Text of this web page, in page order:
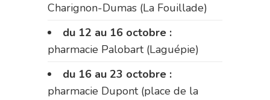
Charignon-Dumas (La Fouillade)
du 12 au 16 octobre :
pharmacie Palobart (Laguépie)
du 16 au 23 octobre :
pharmacie Dupont (place de la